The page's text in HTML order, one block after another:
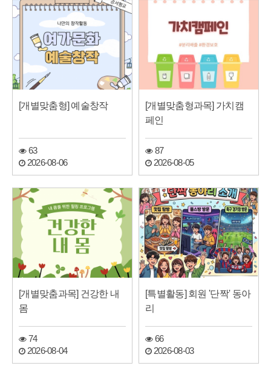
[개별맞춤형] 예술창작
63
2026-08-06
[개별맞춤형과목] 가치캠
페인
87
2026-08-05
[개별맞춤과목] 건강한 내
몸
74
2026-08-04
[특별활동] 회원 '단짝' 동아
리
66
2026-08-03